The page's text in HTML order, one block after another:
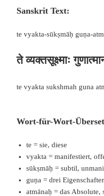
Sanskrit Text:
te vyakta-sūkṣmāḥ guṇa-
ते व्यक्तसूक्ष्माः
te vyakta sukshmah guna
Wort-für-Wort-
te = sie, diese
vyakta = manifestiert,
sūkṣmāḥ = subtil,
guṇa = drei
atmānaḥ = das Absolute,